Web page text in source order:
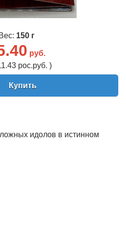
Вес: 150 г
руб.
рос.руб. )
Купить
идолов в истинном